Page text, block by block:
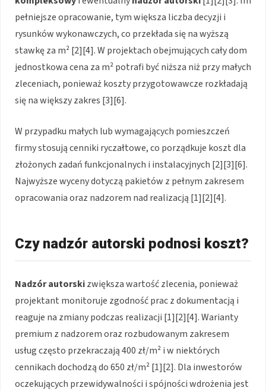
pełniejsze opracowanie, tym większa liczba decyzji i
rysunków wykonawczych, co przekłada się na wyższą
stawkę za m² [2][4]. W projektach obejmujących cały dom
jednostkowa cena za m² potrafi być niższa niż przy małych
zleceniach, ponieważ koszty przygotowawcze rozkładają
się na większy zakres [3][6].
W przypadku małych lub wymagających pomieszczeń
firmy stosują cenniki ryczałtowe, co porządkuje koszt dla
złożonych zadań funkcjonalnych i instalacyjnych [2][3][6].
Najwyższe wyceny dotyczą pakietów z pełnym zakresem
opracowania oraz nadzorem nad realizacją [1][2][4].
Czy nadzór autorski podnosi koszt?
Nadzór autorskizwiększa wartość zlecenia, ponieważ
projektant monitoruje zgodność prac z dokumentacją i
reaguje na zmiany podczas realizacji [1][2][4]. Warianty
premium z nadzorem oraz rozbudowanym zakresem
usług często przekraczają 400 zł/m² i w niektórych
cennikach dochodzą do 650 zł/m² [1][2]. Dla inwestorów
oczekujących przewidywalności i spójności wdrożenia jest